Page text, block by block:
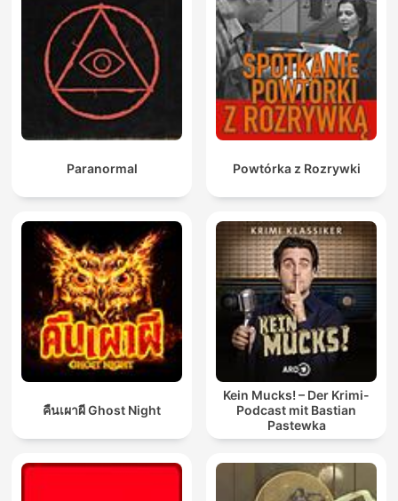
Paranormal Powtórka z Rozrywki
คืนเผาผี Ghost Night
Kein Mucks! – Der Krimi-
Podcast mit Bastian
Pastewka